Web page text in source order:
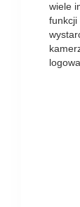
wiele
funkcji